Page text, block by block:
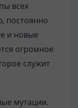
всех
постоянно
и новые
огромное
служит
мутации.